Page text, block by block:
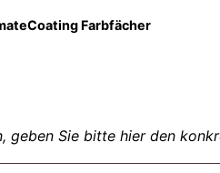
Farbfächer
geben Sie bitte hier den